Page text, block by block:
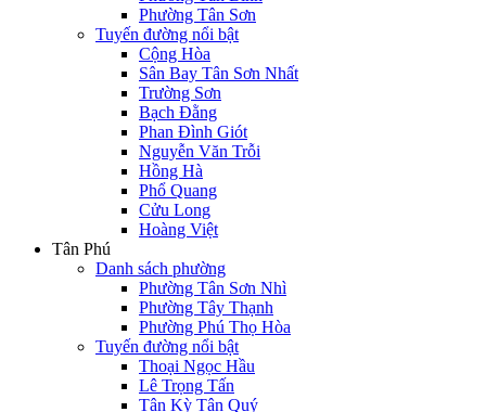
Phường Tân Sơn
Tuyến đường nổi bật
Cộng Hòa
Sân Bay Tân Sơn Nhất
Trường Sơn
Bạch Đằng
Phan Đình Giót
Nguyễn Văn Trỗi
Hồng Hà
Phổ Quang
Cửu Long
Hoàng Việt
Tân Phú
Danh sách phường
Phường Tân Sơn Nhì
Phường Tây Thạnh
Phường Phú Thọ Hòa
Tuyến đường nổi bật
Thoại Ngọc Hầu
Lê Trọng Tấn
Tân Kỳ Tân Quý